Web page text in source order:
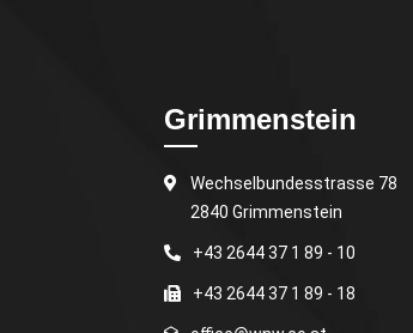
Grimmenstein
Wechselbundesstrasse 78
2840 Grimmenstein
+43 2644 37 1 89 - 10
+43 2644 37 1 89 - 18